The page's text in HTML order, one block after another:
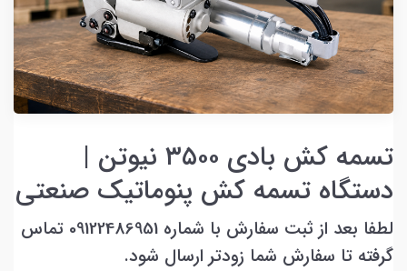
تسمه کش بادی ۳۵۰۰ نیوتن |
دستگاه تسمه کش پنوماتیک صنعتی
لطفا بعد از ثبت سفارش با شماره 09122486951 تماس
گرفته تا سفارش شما زودتر ارسال شود.